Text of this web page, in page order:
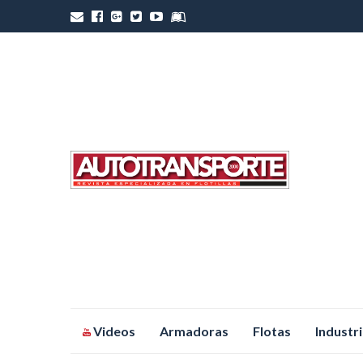
Videos Armadoras Flotas